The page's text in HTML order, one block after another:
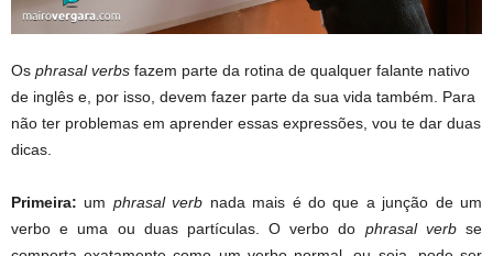
Os phrasal verbs fazem parte da rotina de qualquer falante nativo
de inglês e, por isso, devem fazer parte da sua vida também. Para
não ter problemas em aprender essas expressões, vou te dar duas
dicas.
Primeira: um phrasal verb nada mais é do que a junção de um
verbo e uma ou duas partículas. O verbo do phrasal verbse